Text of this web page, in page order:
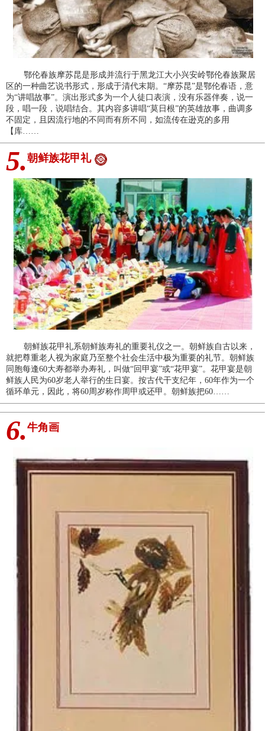
鄂伦春族摩苏昆是形成并流行于黑龙江大小兴安岭鄂伦春族聚居
区的一种曲艺说书形式，形成于清代末期。“摩苏昆”是鄂伦春语，意
为“讲唱故事”。演出形式多为一个人徒口表演，没有乐器伴奏，说一
段，唱一段，说唱结合。其内容多讲唱“莫日根”的英雄故事，曲调多
不固定，且因流行地的不同而有所不同，如流传在逊克的多用
【库……
5. 朝鲜族花甲礼
朝鲜族花甲礼系朝鲜族寿礼的重要礼仪之一。朝鲜族自古以来，
就把尊重老人视为家庭乃至整个社会生活中极为重要的礼节。朝鲜族
同胞每逢60大寿都举办寿礼，叫做“回甲宴”或“花甲宴”。花甲宴是朝
鲜族人民为60岁老人举行的生日宴。按古代干支纪年，60年作为一个
循环单元，因此，将60周岁称作周甲或还甲。朝鲜族把60……
6. 牛角画